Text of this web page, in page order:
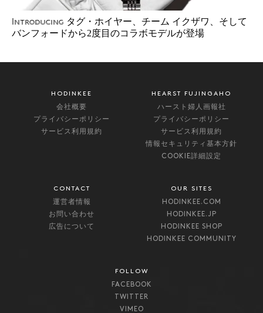
Introducing タグ・ホイヤー、チーム イクザワ、そして
バンフォードから2度目のコラボモデルが登場
HODINKEE
会社概要
プライバシーポリシー
サービス利用規約
HEARST FUJINGAHO
ハースト婦人画報社
プライバシーポリシー
サービス利用規約
情報セキュリティ基本方針
COOKIE詳細設定
CONTACT
運営者情報
お問い合わせ
広告について
OUR SITES
HODINKEE.COM
HODINKEE.JP
HODINKEE SHOP
HODINKEE COMMUNITY
FOLLOW
FACEBOOK
TWITTER
VIMEO